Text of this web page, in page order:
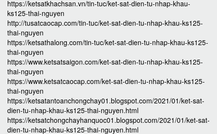
https://ketsatkhachsan.vn/tin-tuc/ket-sat-dien-tu-nhap-khau-
ks125-thai-nguyen
http://tusatcaocap.com/tin-tuc/ket-sat-dien-tu-nhap-khau-ks125-
thai-nguyen
https://ketsathalong.com/tin-tuc/ket-sat-dien-tu-nhap-khau-ks125-
thai-nguyen
https://www.ketsatsaigon.com/ket-sat-dien-tu-nhap-khau-ks125-
thai-nguyen
https://www.ketsatcaocap.com/ket-sat-dien-tu-nhap-khau-ks125-
thai-nguyen
https://ketsatantoanchongchay01.blogspot.com/2021/01/ket-sat-
dien-tu-nhap-khau-ks125-thai-nguyen.html
https://ketsatchongchayhanquoc01.blogspot.com/2021/01/ket-sat-
dien-tu-nhap-khau-ks125-thai-nguyen.html